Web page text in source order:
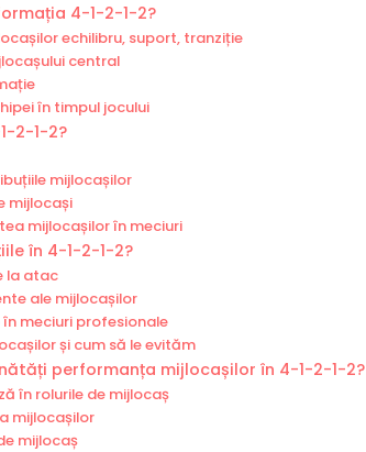
4-1-2-1-2?
echilibru, suport, tranziție
central
în timpul jocului
2-1-2?
mijlocașilor
mijlocași
mijlocașilor în meciuri
în 4-1-2-1-2?
la atac
ale mijlocașilor
meciuri profesionale
și cum să le evităm
performanța mijlocașilor în 4-1-2-1-2?
în rolurile de mijlocaș
mijlocașilor
mijlocaș